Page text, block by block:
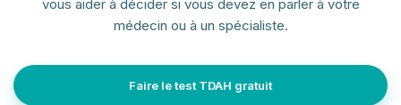
vous aider à décider si vous devez en parler à votre
médecin ou à un spécialiste.
Faire le test TDAH gratuit